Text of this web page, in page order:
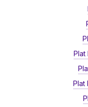
Plat
Plat